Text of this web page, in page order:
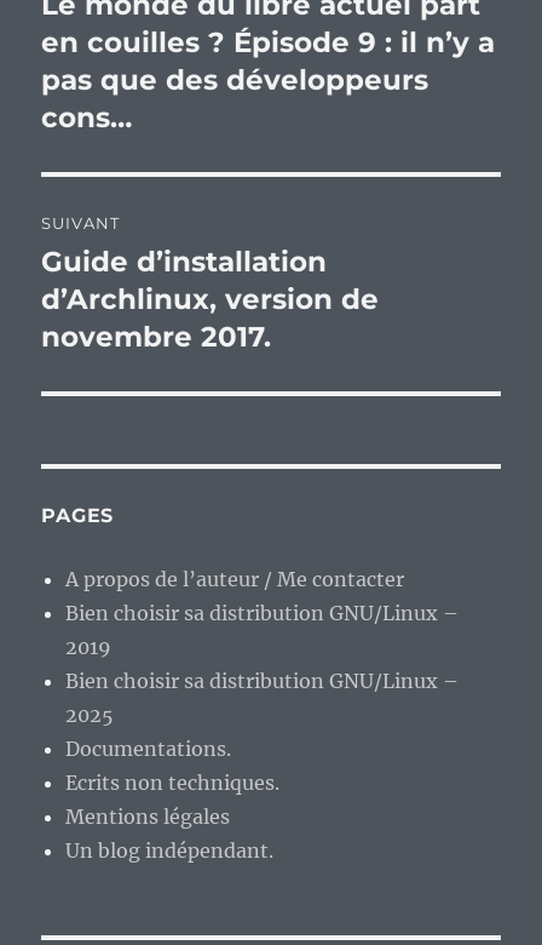
l’article
précédente :
en couilles ? Épisode 9 : il n’y a
pas que des développeurs
cons…
SUIVANT
Publication
suivante :
Guide d’installation
d’Archlinux, version de
novembre 2017.
PAGES
A propos de l’auteur / Me contacter
Bien choisir sa distribution GNU/Linux –
2019
Bien choisir sa distribution GNU/Linux –
2025
Documentations.
Ecrits non techniques.
Mentions légales
Un blog indépendant.